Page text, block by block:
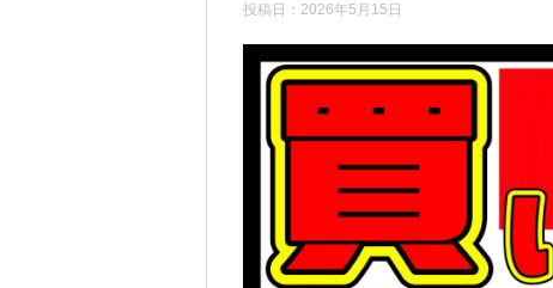
投稿日： 2026年5月15日